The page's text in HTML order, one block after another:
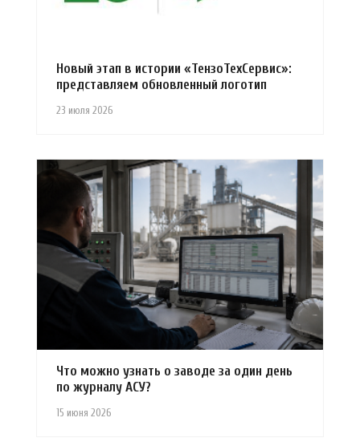
23 июля 2026
Новый этап в истории «ТензоТехСервис»:
представляем обновленный логотип
15 июня 2026
Что можно узнать о заводе за один день
по журналу АСУ?